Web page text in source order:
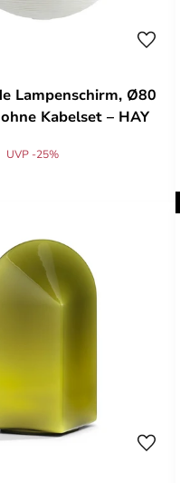
Lampenschirm, Ø80
Kabelset – HAY
UVP -25%